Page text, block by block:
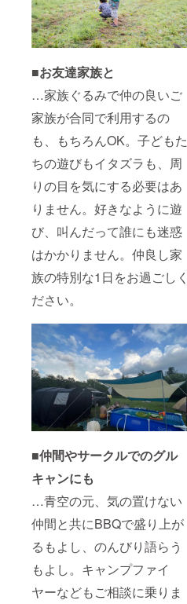
■お友達家族と
…家族ぐるみで仲の良いご
家族が合同で利用するの
も、もちろんOK。子どもた
ちの遊びもイタズラも、周
りの目を気にする必要はあ
りません。好きなように遊
び、叫んだって誰にも迷惑
はかかりません。仲良し家
族の特別な1日をお過ごしく
ださい。
■仲間やサークルでのグル
キャンにも
…青空の元、気の置けない
仲間と共にBBQで盛り上が
るもよし、のんびり語らう
もよし。キャンプファイ
ヤーなどもご相談に乗りま